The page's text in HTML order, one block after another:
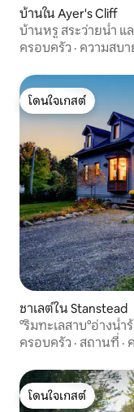
บ้านใน Ayer's Cliff
บ้านหรู สระว่ายน้ำ แ
ครอบครัว · ความสบา
โดนใจเกสต์
โดนใจเกสต์
ชาเลต์ใน Stanstead
°ริมทะเลสาบ°อ่างน้
ตัว°
ครอบครัว · สถานที่ ·
โดนใจเกสต์
โดนใจเกสต์